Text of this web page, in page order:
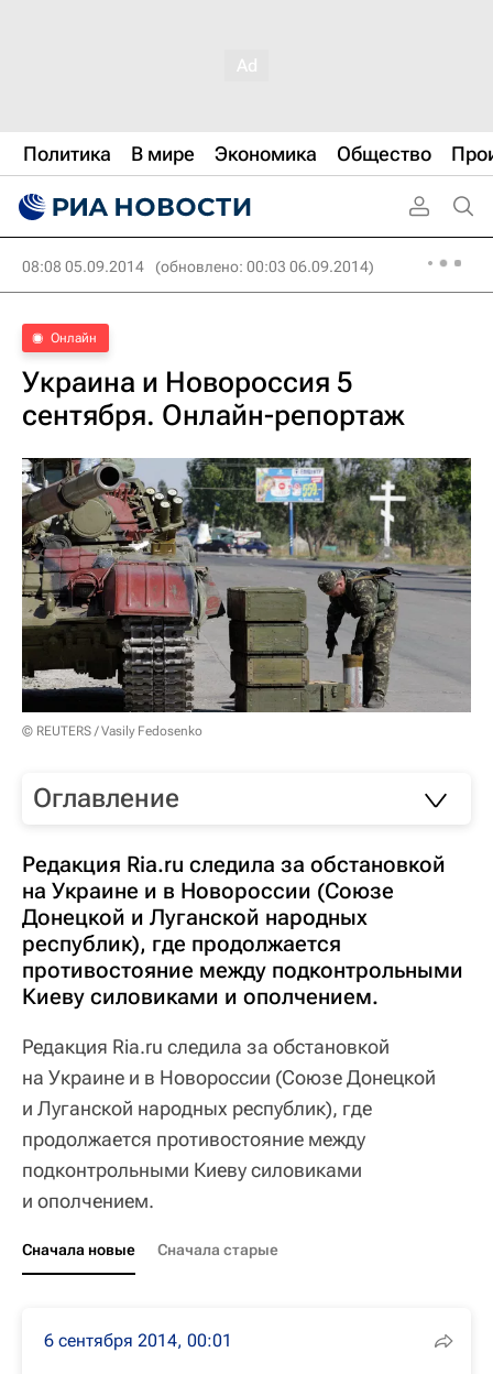
Политика В мире Экономика Общество
08:08 05.09.2014 (обновлено: 00:03 06.09.2014)
Онлайн
Украина и Новороссия 5
сентября. Онлайн-репортаж
© REUTERS / Vasily Fedosenko
Оглавление
Редакция Ria.ru следила за обстановкой
на Украине и в Новороссии (Союзе
Донецкой и Луганской народных
республик), где продолжается
противостояние между подконтрольными
Киеву силовиками и ополчением.
Редакция Ria.ru следила за обстановкой
на Украине и в Новороссии (Союзе Донецкой
и Луганской народных республик), где
продолжается противостояние между
подконтрольными Киеву силовиками
и ополчением.
Сначала новые Сначала старые
6 сентября 2014, 00:01